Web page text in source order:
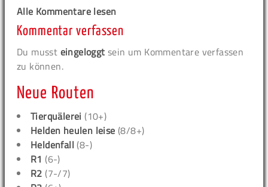
Alle Kommentare lesen
Kommentar verfassen
Du musst eingeloggt sein um Kommentare verfassen
zu können.
Neue Routen
Tierquälerei (10+)
Helden heulen leise (8/8+)
Heldenfall (8-)
R1 (6-)
R2 (7-/7)